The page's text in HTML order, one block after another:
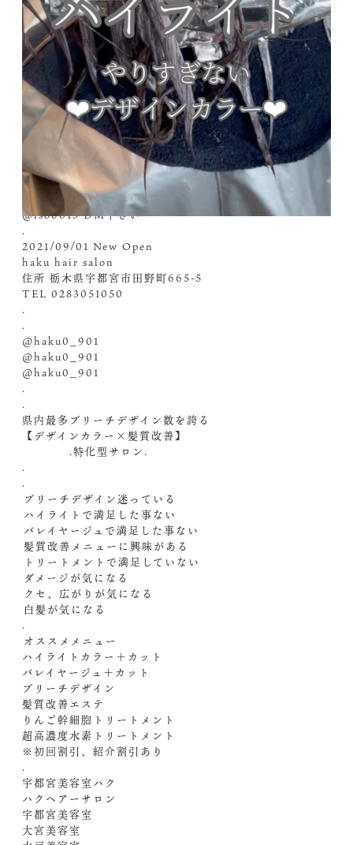
宇都宮で最高級 ブリーチ
ハイライトデザイン
お任せ下さい。
※細めで可愛いお洒落ハイライト
お客様の好みに合わせてデザイン
.
栃木県で1番ブリーチ、デザインカラーをしています
お客様の約90%の方がブリーチしています。
カラーメーカー講師
美容師さん向けのセミナーもさせて頂いています。
本物の技術を体験したいお客様
@iso0613
@iso0613
@iso0613 ︎DM️下さい
.
2021/09/01 New Open
haku hair salon
住所 栃木県宇都宮市田野町665-5
TEL 0283051050
.
.
@haku0_901
@haku0_901
@haku0_901
.
.
県内最多ブリーチデザイン数を誇る
【デザインカラー×髪質改善】
.特化型サロン.
.
.
️ブリーチデザイン迷っている
️ハイライトで満足した事ない
️バレイヤージュで満足した事ない
️髪質改善メニューに興味がある
️トリートメントで満足していない
️ダメージが気になる
️クセ、広がりが気になる
️白髪が気になる
.
️オススメメニュー️
ハイライトカラー＋カット
バレイヤージュ＋カット
ブリーチデザイン
髪質改善エステ
りんご幹細胞トリートメント
超高濃度水素トリートメント
※初回割引、紹介割引あり
.
宇都宮美容室ハク
ハクヘアーサロン
宇都宮美容室
大宮美容室